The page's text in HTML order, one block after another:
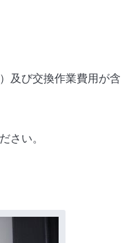
及び交換作業費用が含
さい。